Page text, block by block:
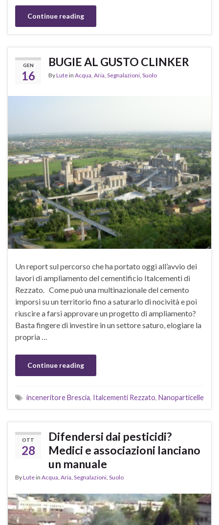
Continue reading
GEN
16
BUGIE AL GUSTO CLINKER
ByLutein Acqua, Aria, Segnalazioni, Suolo
Un report sul percorso che ha portato oggi all’avvio dei
lavori di ampliamento del cementificio Italcementi di
Rezzato. Come può una multinazionale del cemento
imporsi su un territorio fino a saturarlo di nocività e poi
riuscire a farsi approvare un progetto di ampliamento?
Basta fingere di investire in un settore saturo, elogiare la
propria …
Continue reading
inceneritore Brescia, Italcementi Rezzato, Nanoparticelle
OTT
28
Difendersi dai pesticidi?
Medici e associazioni lanciano
un manuale
ByLutein Acqua, Aria, Segnalazioni, Suolo